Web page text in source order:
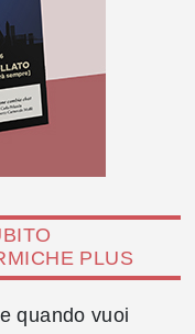
PLUS
quando vuoi